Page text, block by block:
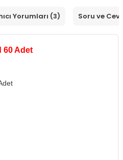
Yorumları (3) Soru ve
60 Adet